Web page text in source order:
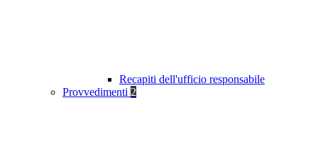
Recapiti dell'ufficio responsabile
Provvedimenti 2